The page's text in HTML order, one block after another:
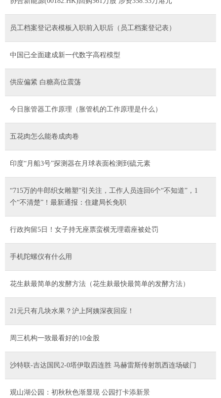
员工档案登记表模板入职前入职后（员工档案登记表）
中国已全面建成新一代数字高程模型
供应偏紧 白糖高位震荡
今日胀管器工作原理（胀管机的工作原理是什么）
五花肉怎么能卷成肉卷
印度“月船3号”探测器在月球表面检测到硫元素
“715万的牛郎织女雕塑”引关注，工作人员连回6个“不知道”，1
个“不清楚”！最新通报：住建局长免职
行政拘留5日！女子持无座票蛮横无理霸座被处罚
手机陀螺仪有什么用
花生麸最简单的发酵方法（花生麸最快最简单的发酵方法）
21元只有几块水果？沪上阿姨深夜回应！
周三机构一致最看好的10金股
沙特联-吉达国民2-0塔伊取四连胜 马赫雷斯传射凯西连场破门
观山湖公园：初秋秋色渐显现 公园打卡添新景